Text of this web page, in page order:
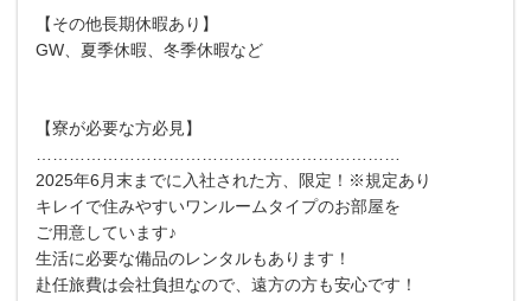
【その他長期休暇あり】
GW、夏季休暇、冬季休暇など
【寮が必要な方必見】
2025年6月末までに入社された方、限定！※規定あり
キレイで住みやすいワンルームタイプのお部屋を
ご用意しています♪
生活に必要な備品のレンタルもあります！
赴任旅費は会社負担なので、遠方の方も安心です！